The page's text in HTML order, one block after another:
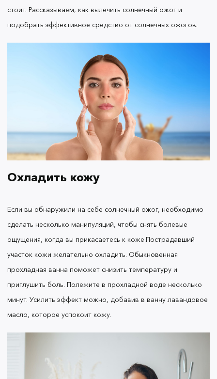
Не забывайте пить чистую воду или зеленый чай,
чтобы восстановить водный баланс и побороть
Успокоить кожу
После ванны лучше выбрать средство от
солнечных ожогов, которое успокоит кожу лица. С
этой задачей справитсягель для умывания OK
Beauty Hydrating & Balancing
бетаин и экстракт лотоса, которые успокаивают
способствуют поддержанию гидролипидного
Гиалуроновая кислота дополнительно
увлажняет кожу, что особенно важно, когда вы
получили солнечный ожог.
Тонизировать кожу
После очищения следует этап комплексного
увлажнения. Перед тем как нанести
стоит. Рассказываем, как вылечить солнечный ожог и
подобрать эффективное средство от солнечных ожогов.
Охладить кожу
Если вы обнаружили на себе солнечный ожог, необходимо
сделать несколько манипуляций, чтобы снять болевые
ощущения, когда вы прикасаетесь к коже.Пострадавший
участок кожи желательно охладить. Обыкновенная
прохладная ванна поможет снизить температуру и
приглушить боль. Полежите в прохладной воде несколько
минут. Усилить эффект можно, добавив в ванну лавандовое
масло, которое успокоит кожу.